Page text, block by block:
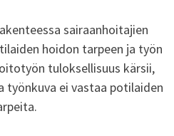
sairaanhoitajien
hoidon tarpeen ja työn
tuloksellisuus kärsii,
työnkuva ei vastaa potilaiden